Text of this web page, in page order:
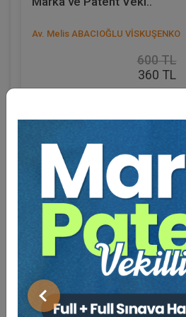
Önceki
Av. Melis ABACIOĞLU VİSKUŞENKO
600 TL
360 TL
Eğitmen Hakkında
Sosyal Medya